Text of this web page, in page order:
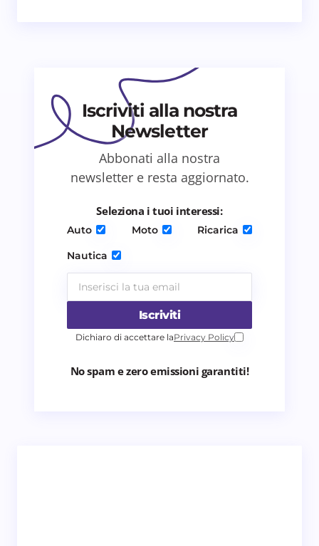
Salva il mio nome e email in questo browser
per il prossimo commento.
Invia commento
Iscriviti alla nostra
Newsletter
Abbonati alla nostra
newsletter e resta aggiornato.
Seleziona i tuoi interessi:
Auto Moto
Ricarica
Nautica
Iscriviti
Dichiaro di accettare laPrivacy Policy
No spam e zero emissioni garantiti!